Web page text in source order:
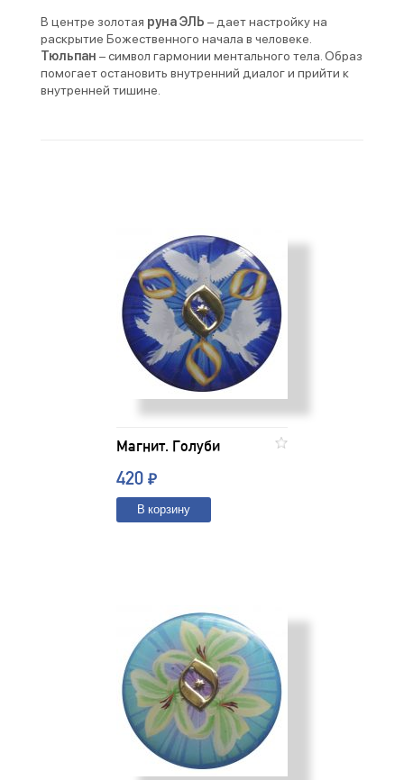
В центре золотая руна ЭЛЬ – дает настройку на
раскрытие Божественного начала в человеке.
Тюльпан – символ гармонии ментального тела. Образ
помогает остановить внутренний диалог и прийти к
внутренней тишине.
Магнит. Голуби
420 ₽
В корзину